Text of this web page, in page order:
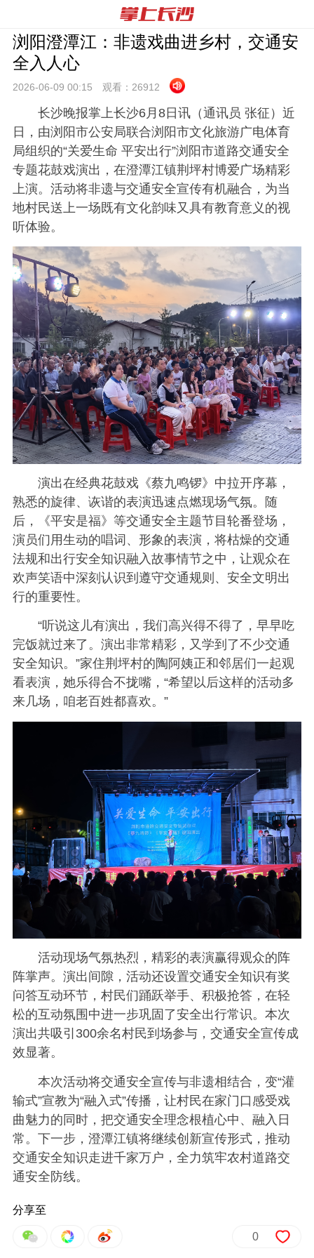
浏阳澄潭江：非遗戏曲进乡村，交通安
全入人心
2026-06-09 00:15 观看： 26912
长沙晚报掌上长沙6月8日讯（通讯员 张征）近
日，由浏阳市公安局联合浏阳市文化旅游广电体育
局组织的“关爱生命 平安出行”浏阳市道路交通安全
专题花鼓戏演出，在澄潭江镇荆坪村博爱广场精彩
上演。活动将非遗与交通安全宣传有机融合，为当
地村民送上一场既有文化韵味又具有教育意义的视
听体验。
演出在经典花鼓戏《蔡九鸣锣》中拉开序幕，
熟悉的旋律、诙谐的表演迅速点燃现场气氛。随
后，《平安是福》等交通安全主题节目轮番登场，
演员们用生动的唱词、形象的表演，将枯燥的交通
法规和出行安全知识融入故事情节之中，让观众在
欢声笑语中深刻认识到遵守交通规则、安全文明出
行的重要性。
“听说这儿有演出，我们高兴得不得了，早早吃
完饭就过来了。演出非常精彩，又学到了不少交通
安全知识。”家住荆坪村的陶阿姨正和邻居们一起观
看表演，她乐得合不拢嘴，“希望以后这样的活动多
来几场，咱老百姓都喜欢。”
活动现场气氛热烈，精彩的表演赢得观众的阵
阵掌声。演出间隙，活动还设置交通安全知识有奖
问答互动环节，村民们踊跃举手、积极抢答，在轻
松的互动氛围中进一步巩固了安全出行常识。本次
演出共吸引300余名村民到场参与，交通安全宣传成
效显著。
本次活动将交通安全宣传与非遗相结合，变“灌
输式”宣教为“融入式”传播，让村民在家门口感受戏
曲魅力的同时，把交通安全理念根植心中、融入日
常。下一步，澄潭江镇将继续创新宣传形式，推动
交通安全知识走进千家万户，全力筑牢农村道路交
通安全防线。
分享至
0